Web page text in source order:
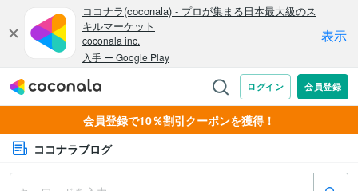
会員登録で10％割引クーポンを獲得！
ココナラブログ